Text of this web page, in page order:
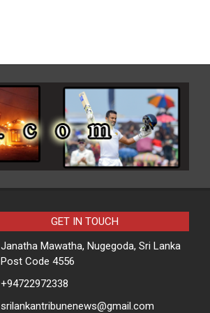
GET IN TOUCH
Janatha Mawatha, Nugegoda, Sri Lanka
Post Code 4556
+94722972338
srilankantribunenews@gmail.com